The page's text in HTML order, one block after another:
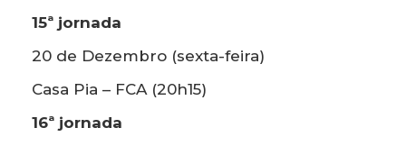
15ª jornada
20 de Dezembro (sexta-feira)
Casa Pia – FCA (20h15)
16ª jornada